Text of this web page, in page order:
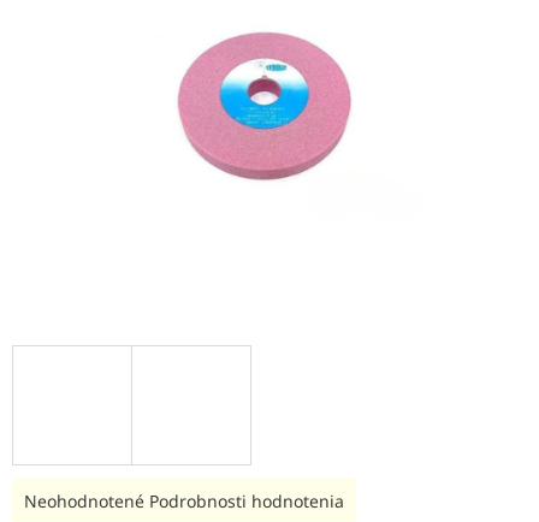
Priemerné
Neohodnotené Podrobnosti hodnotenia